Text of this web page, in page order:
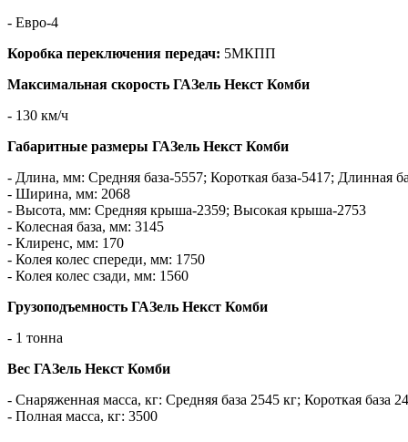
- Евро-4
Коробка переключения передач: 5МКПП
Максимальная скорость ГАЗель Некст Комби
- 130 км/ч
Габаритные размеры ГАЗель Некст Комби
- Длина, мм: Средняя база-5557; Короткая база-5417; Длинная
- Ширина, мм: 2068
- Высота, мм: Средняя крыша-2359; Высокая крыша-2753
- Колесная база, мм: 3145
- Клиренс, мм: 170
- Колея колес спереди, мм: 1750
- Колея колес сзади, мм: 1560
Грузоподъемность ГАЗель Некст Комби
- 1 тонна
Вес ГАЗель Некст Комби
- Снаряженная масса, кг: Средняя база 2545 кг; Короткая база
- Полная масса, кг: 3500